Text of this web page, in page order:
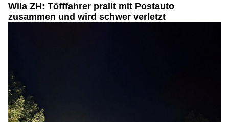
Wila ZH: Töfffahrer prallt mit Postauto
zusammen und wird schwer verletzt